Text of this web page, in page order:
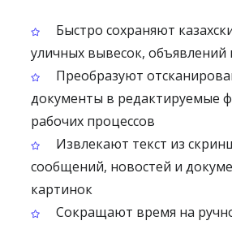
Быстро сохраняют
уличных вывесок, объявлений
Преобразуют
документы в редактируемые
рабочих процессов
Извлекают текст из
сообщений, новостей и
картинок
Сокращают время на